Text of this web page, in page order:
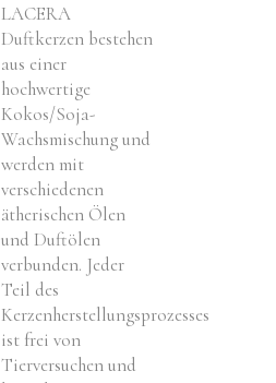
LACERA
Duftkerzen bestehen
aus einer
hochwertige
Kokos/Soja-
Wachsmischung und
werden mit
verschiedenen
ätherischen Ölen
und Duftölen
verbunden. Jeder
Teil des
Kerzenherstellungsprozesses
ist frei von
Tierversuchen und